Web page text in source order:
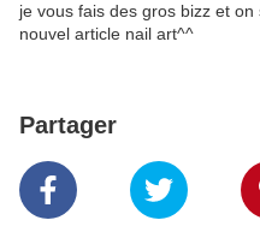
je vous fais des gros bizz et
nouvel article nail art^^
Partager